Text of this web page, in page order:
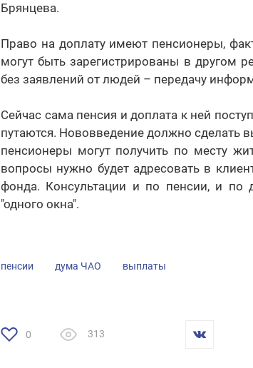
Брянцева.
Право на доплату имеют пенсионеры,
могут быть зарегистрированы в другом
без заявлений от людей – передачу
Сейчас сама пенсия и доплата к ней
путаются. Нововведение должно
пенсионеры могут получить по месту
вопросы нужно будет адресовать в
фонда. Консультации и по пенсии, и
"одного окна".
пенсии дума ЧАО выплаты
0 313